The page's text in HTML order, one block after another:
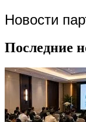
Новости
Последние